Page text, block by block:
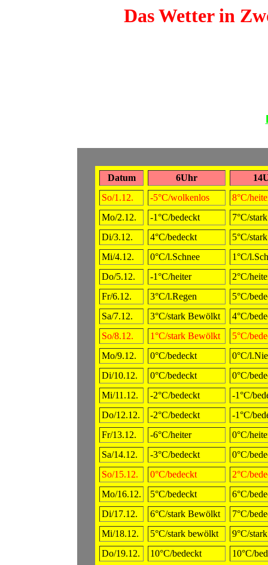
Das Wetter in
Datum 6Uhr
So/1.12.
-5°C/wolkenlos
8°C/
Mo/2.12.
-1°C/bedeckt
7°C/
Di/3.12.
4°C/bedeckt
5°C/
Mi/4.12.
0°C/l.Schnee
1°C/
Do/5.12.
-1°C/heiter
2°C/
Fr/6.12.
3°C/l.Regen
5°C/
Sa/7.12.
3°C/stark Bewölkt
4°C/
So/8.12.
1°C/stark Bewölkt
5°C/
Mo/9.12.
0°C/bedeckt
0°C/
Di/10.12.
0°C/bedeckt
0°C/
Mi/11.12.
-2°C/bedeckt
-1°C/
Do/12.12.
-2°C/bedeckt
-1°C/
Fr/13.12.
-6°C/heiter
0°C/
Sa/14.12.
-3°C/bedeckt
0°C/
So/15.12.
0°C/bedeckt
2°C/
Mo/16.12.
5°C/bedeckt
6°C/
Di/17.12.
6°C/stark Bewölkt
7°C/
Mi/18.12.
5°C/stark bewölkt
9°C/
Do/19.12.
10°C/bedeckt
10°C/